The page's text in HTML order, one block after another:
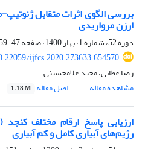
بررسی الگوی اثرات متقابل
ارزن مرواریدی
دوره 52، شماره 1، بهار 1400، صفحه
47-59
ijfcs.2020.273633.654570
رضا عطایی، مجید غلامحسینی
مشاهده مقاله
اصل مقاله 1.18 M
رژیم‌های آبیاری کامل و کم آبیاری